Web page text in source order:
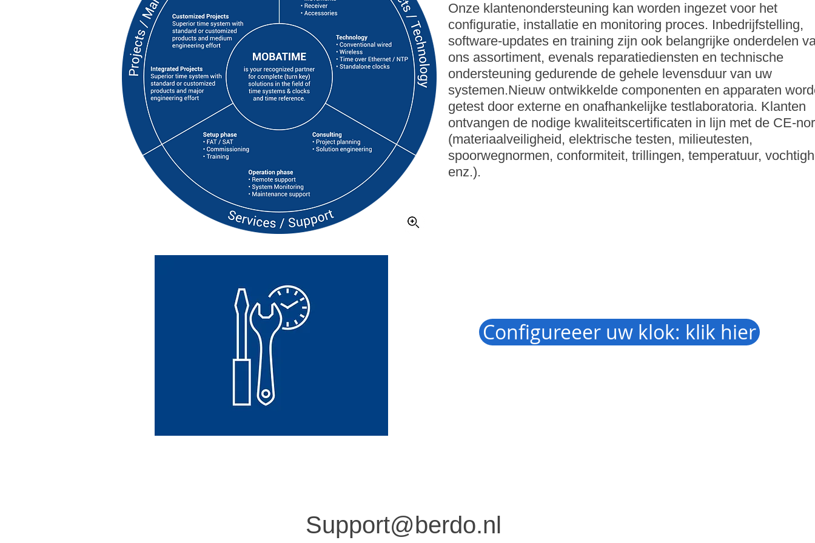
Onze klantenondersteuning kan worden ingezet voor het
configuratie, installatie en monitoring proces. Inbedrijfstelling,
software-updates en training zijn ook belangrijke onderdelen
ons assortiment, evenals reparatiediensten en technische
ondersteuning gedurende de gehele levensduur van uw
systemen.Nieuw ontwikkelde componenten en apparaten
getest door externe en onafhankelijke testlaboratoria. Klanten
ontvangen de nodige kwaliteitscertificaten in lijn met de CE-
(materiaalveiligheid, elektrische testen, milieutesten,
spoorwegnormen, conformiteit, trillingen, temperatuur,
enz.).
Configureeer uw klok: klik hier
Support@berdo.nl